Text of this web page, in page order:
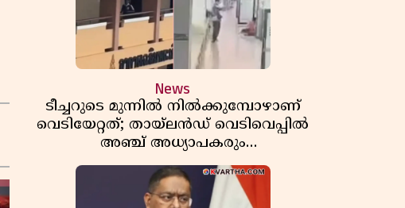
News
ടീച്ചറുടെ മുന്നിൽ നിൽക്കുമ്പോഴാണ്
വെടിയേറ്റത്; തായ്‌ലൻഡ് വെടിവെപ്പിൽ
അഞ്ച് അധ്യാപകരും
മുത്തശ്ശീമുത്തശ്ശന്മാരും കൊല്ലപ്പെട്ടു,
മരണസംഖ്യ 7; ഞെട്ടിക്കുന്ന
വെളിപ്പെടുത്തലുകൾ